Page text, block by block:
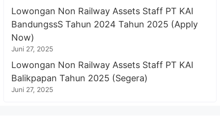
Lowongan Non Railway Assets Staff PT KAI
BandungssS Tahun 2024 Tahun 2025 (Apply
Now)
Juni 27, 2025
Lowongan Non Railway Assets Staff PT KAI
Balikpapan Tahun 2025 (Segera)
Juni 27, 2025